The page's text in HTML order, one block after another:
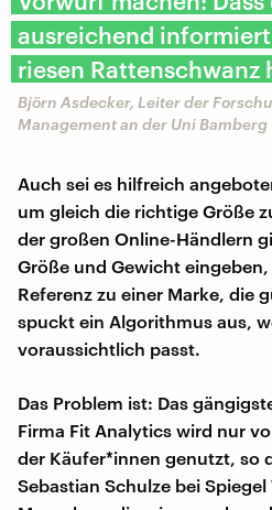
ausreichend
riesen
Björn Asdecker, Leiter der
Management an der Uni Bamberg
Auch sei es hilfreich
um gleich die richtige Größe
der großen Online-Händlern
Größe und Gewicht
Referenz zu einer Marke, die
spuckt ein Algorithmus aus,
voraussichtlich passt.
Das Problem ist: Das
Firma Fit Analytics wird nur
der Käufer*innen genutzt, so
Sebastian Schulze bei